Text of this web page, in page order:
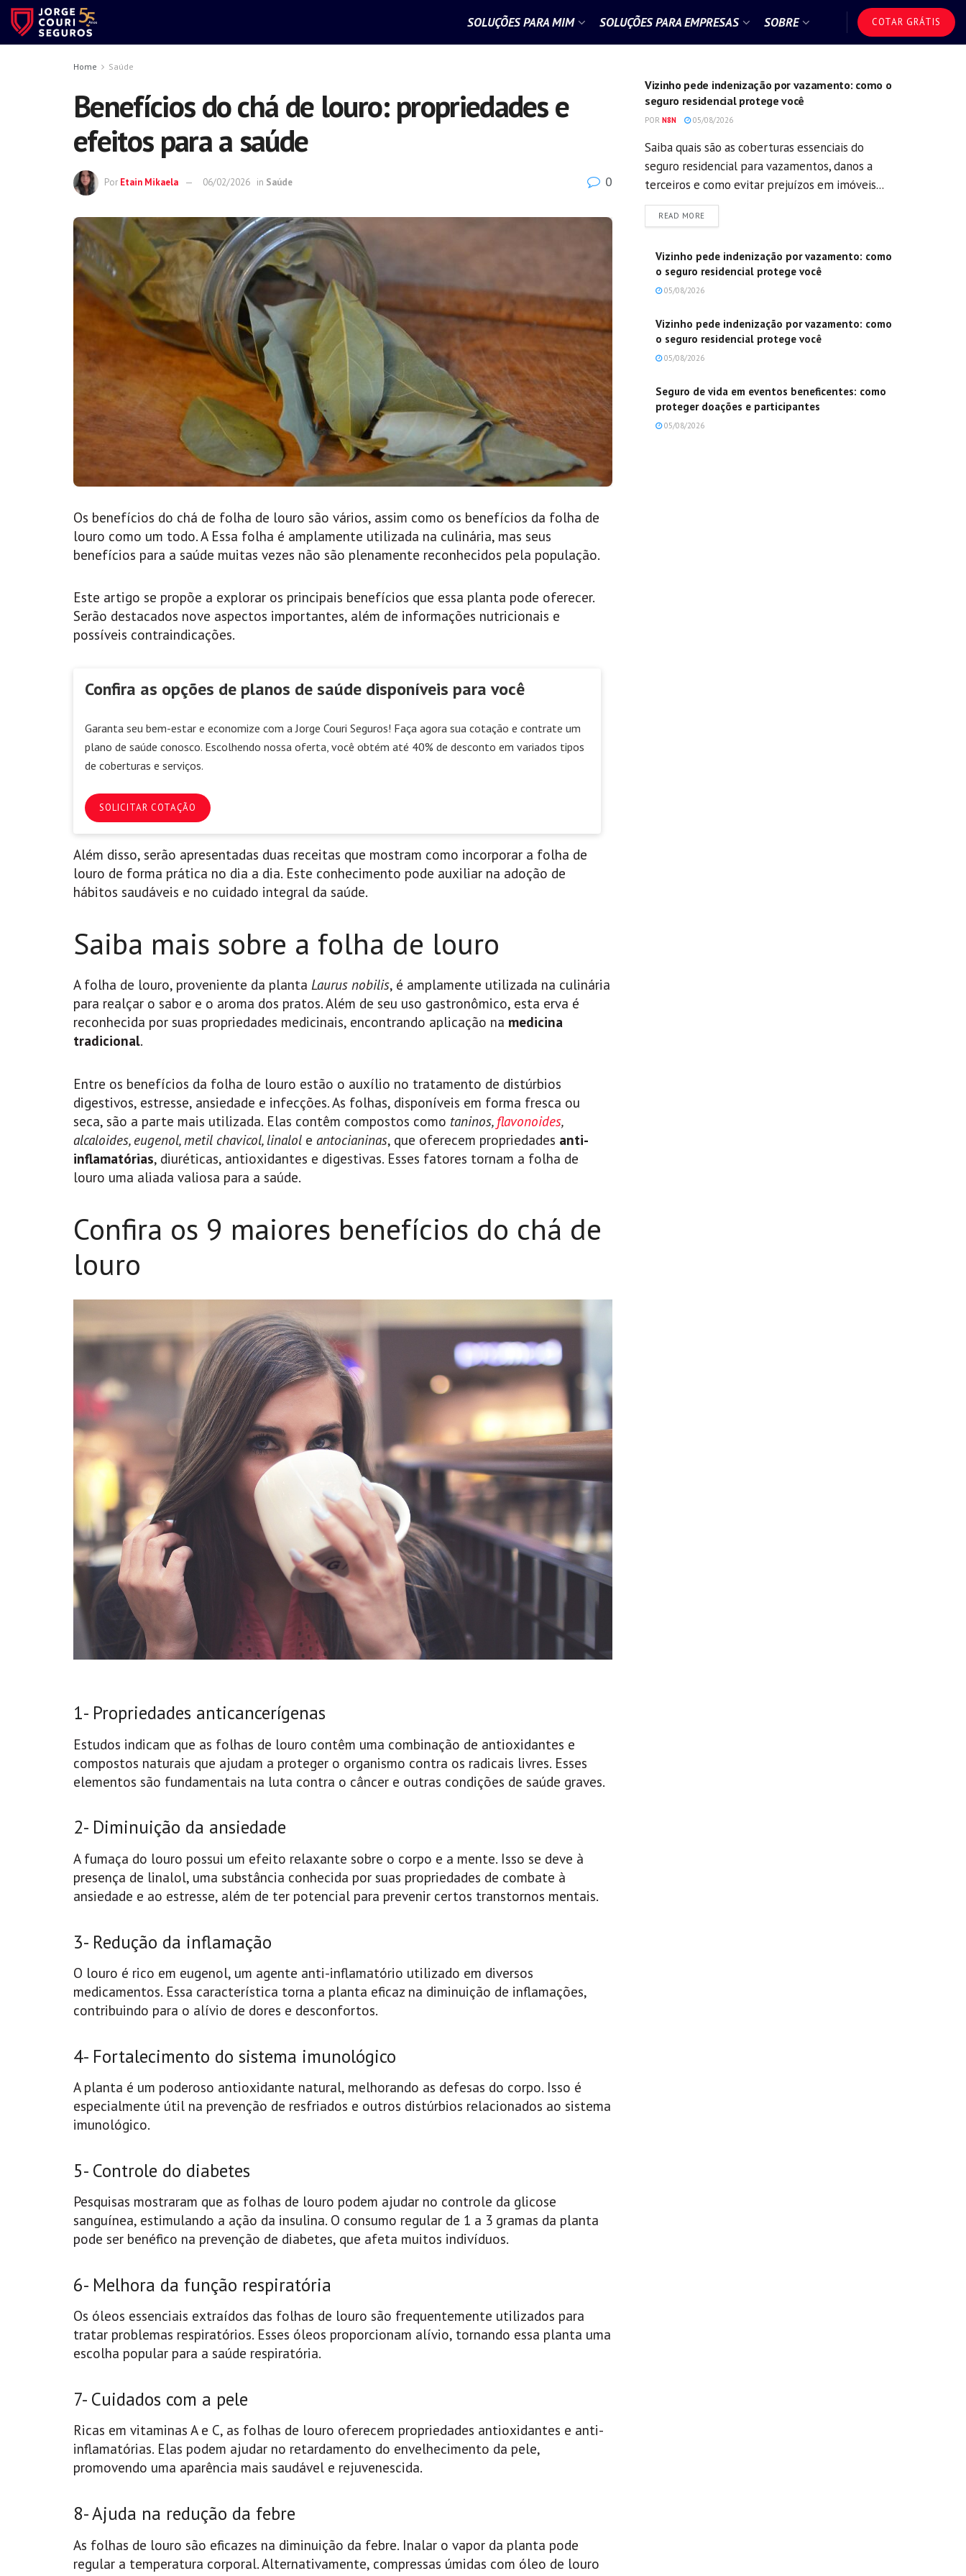
SOLUÇÕES PARA MIM SOLUÇÕES PARA EMPRESAS SOBRE COTAR GRÁTIS
Home Saúde
Benefícios do chá de louro: propriedades e
efeitos para a saúde
Por Etain Mikaela 06/02/2026 in Saúde 0
Os benefícios do chá de folha de louro são vários, assim como os benefícios da folha de
louro como um todo. A Essa folha é amplamente utilizada na culinária, mas seus
benefícios para a saúde muitas vezes não são plenamente reconhecidos pela população.
Este artigo se propõe a explorar os principais benefícios que essa planta pode oferecer.
Serão destacados nove aspectos importantes, além de informações nutricionais e
possíveis contraindicações.
Confira as opções de planos de saúde disponíveis para você
Garanta seu bem-estar e economize com a Jorge Couri Seguros! Faça agora sua cotação e contrate um
plano de saúde conosco. Escolhendo nossa oferta, você obtém até 40% de desconto em variados tipos
de coberturas e serviços.
SOLICITAR COTAÇÃO
Além disso, serão apresentadas duas receitas que mostram como incorporar a folha de
louro de forma prática no dia a dia. Este conhecimento pode auxiliar na adoção de
hábitos saudáveis e no cuidado integral da saúde.
Saiba mais sobre a folha de louro
A folha de louro, proveniente da planta Laurus nobilis, é amplamente utilizada na culinária
para realçar o sabor e o aroma dos pratos. Além de seu uso gastronômico, esta erva é
reconhecida por suas propriedades medicinais, encontrando aplicação na medicina
tradicional.
Entre os benefícios da folha de louro estão o auxílio no tratamento de distúrbios
digestivos, estresse, ansiedade e infecções. As folhas, disponíveis em forma fresca ou
seca, são a parte mais utilizada. Elas contêm compostos como taninos, flavonoides,
alcaloides, eugenol, metil chavicol, linalol e antocianinas, que oferecem propriedades anti-
inflamatórias, diuréticas, antioxidantes e digestivas. Esses fatores tornam a folha de
louro uma aliada valiosa para a saúde.
Confira os 9 maiores benefícios do chá de
louro
1- Propriedades anticancerígenas
Estudos indicam que as folhas de louro contêm uma combinação de antioxidantes e
compostos naturais que ajudam a proteger o organismo contra os radicais livres. Esses
elementos são fundamentais na luta contra o câncer e outras condições de saúde graves.
2- Diminuição da ansiedade
A fumaça do louro possui um efeito relaxante sobre o corpo e a mente. Isso se deve à
presença de linalol, uma substância conhecida por suas propriedades de combate à
ansiedade e ao estresse, além de ter potencial para prevenir certos transtornos mentais.
3- Redução da inflamação
O louro é rico em eugenol, um agente anti-inflamatório utilizado em diversos
medicamentos. Essa característica torna a planta eficaz na diminuição de inflamações,
contribuindo para o alívio de dores e desconfortos.
4- Fortalecimento do sistema imunológico
A planta é um poderoso antioxidante natural, melhorando as defesas do corpo. Isso é
especialmente útil na prevenção de resfriados e outros distúrbios relacionados ao sistema
imunológico.
5- Controle do diabetes
Pesquisas mostraram que as folhas de louro podem ajudar no controle da glicose
sanguínea, estimulando a ação da insulina. O consumo regular de 1 a 3 gramas da planta
pode ser benéfico na prevenção de diabetes, que afeta muitos indivíduos.
6- Melhora da função respiratória
Os óleos essenciais extraídos das folhas de louro são frequentemente utilizados para
tratar problemas respiratórios. Esses óleos proporcionam alívio, tornando essa planta uma
escolha popular para a saúde respiratória.
7- Cuidados com a pele
Ricas em vitaminas A e C, as folhas de louro oferecem propriedades antioxidantes e anti-
inflamatórias. Elas podem ajudar no retardamento do envelhecimento da pele,
promovendo uma aparência mais saudável e rejuvenescida.
8- Ajuda na redução da febre
As folhas de louro são eficazes na diminuição da febre. Inalar o vapor da planta pode
regular a temperatura corporal. Alternativamente, compressas úmidas com óleo de louro
Vizinho pede indenização por vazamento: como o
seguro residencial protege você
POR N8N 05/08/2026
Saiba quais são as coberturas essenciais do
seguro residencial para vazamentos, danos a
terceiros e como evitar prejuízos em imóveis...
READ MOREDETAILS
Vizinho pede indenização por vazamento: como
o seguro residencial protege você
05/08/2026
Vizinho pede indenização por vazamento: como
o seguro residencial protege você
05/08/2026
Seguro de vida em eventos beneficentes: como
proteger doações e participantes
05/08/2026